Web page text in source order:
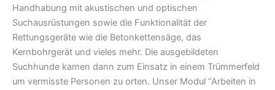
Handhabung mit akustischen und optischen
Suchausrüstungen sowie die Funktionalität der
Rettungsgeräte wie die Betonkettensäge, das
Kernbohrgerät und vieles mehr. Die ausgebildeten
Suchhunde kamen dann zum Einsatz in einem Trümmerfeld
um vermisste Personen zu orten. Unser Modul “Arbeiten in